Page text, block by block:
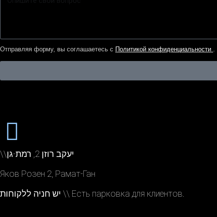
Отправляя форму, вы соглашаетесь с Политикой конфиденциальности .
\\יעקב רוזן 2, רמת-גן
Яков Розен 2, Рамат-Ган
יש חניה ללקוחות \\ Есть парковка для клиентов.